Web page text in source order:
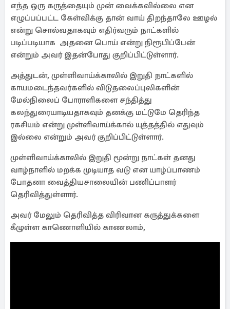
எந்த ஒரு கருத்தையும் முன் வைக்கவில்லை என
எழுப்பப்பட்ட கேள்விக்கு தான் வாய் திறந்தாலே ஊழல்
என்று சொல்வதாகவும் எதிர்வரும் நாட்களில்
படிப்படியாக அதனை பொய் என்று நிரூபிப்பேன்
என்றும் அவர் இதன்போது குறிப்பிட்டுள்ளார்.
அத்துடன், முள்ளிவாய்க்காலில் இறுதி நாட்களில்
காயமடைந்தவர்களில் விடுதலைப்புலிகளின்
மேல்நிலைப் போராளிகளை சந்தித்து
கலந்துரையாடியதாகவும் தனக்கு மட்டுமே தெரிந்த
ரகசியம் என்று முள்ளிவாய்க்கால் யுத்தத்தில் எதுவும்
இல்லை என்றும் அவர் குறிப்பிட்டுள்ளார்.
முள்ளிவாய்க்காலில் இறுதி மூன்று நாட்கள் தனது
வாழ்நாளில் மறக்க முடியாத வடு என யாழ்ப்பாணம்
போதனா வைத்தியசாலையின் பணிப்பாளர்
தெரிவித்துள்ளார்.
அவர் மேலும் தெரிவித்த விரிவான கருத்துக்களை
கீழுள்ள காணொளியில் காணலாம்,